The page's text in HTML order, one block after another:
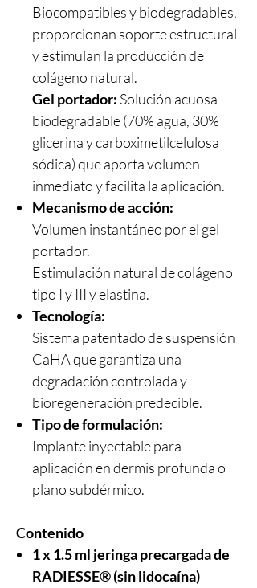
Biocompatibles y biodegradables,
proporcionan soporte estructural
y estimulan la producción de
colágeno natural.
Gel portador: Solución acuosa
biodegradable (70% agua, 30%
glicerina y carboximetilcelulosa
sódica) que aporta volumen
inmediato y facilita la aplicación.
Mecanismo de acción:
Volumen instantáneo por el gel
portador.
Estimulación natural de colágeno
tipo I y III y elastina.
Tecnología:
Sistema patentado de suspensión
CaHA que garantiza una
degradación controlada y
bioregeneración predecible.
Tipo de formulación:
Implante inyectable para
aplicación en dermis profunda o
plano subdérmico.
Contenido
1 x 1.5 ml jeringa precargada de
RADIESSE® (sin lidocaína)